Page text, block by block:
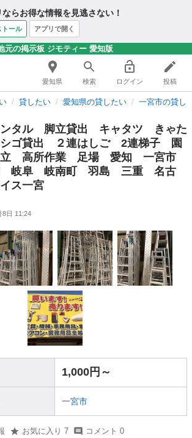
ならお得な情報を見逃さない！
トール アプリで開く
元の掲示板 ジモティー 愛知版
愛知県 検索 ログイン 投稿
貸したい 愛知県の貸したい 一宮市の貸し
タル 脚立貸出 キャタツ きゃた
ゴ貸出 ２連はしご 2連梯子 園
立 高所作業 足場 愛知 一宮市
岐阜 岐南町 羽島 三重 名古
ス一宮
8日 11:24
1,000円～
一宮市
お気に入り 7 コメント 0